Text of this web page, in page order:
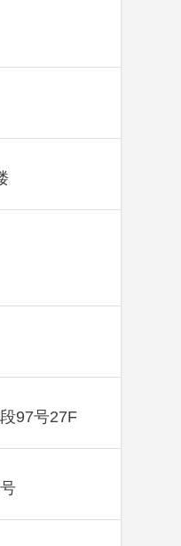
97号27F